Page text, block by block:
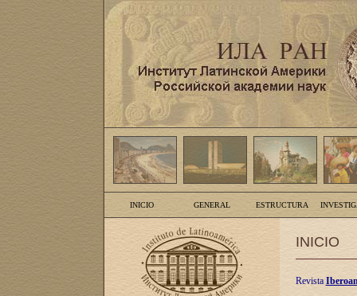
INICIO GENERAL ESTRUCTURA
INICIO
Revista